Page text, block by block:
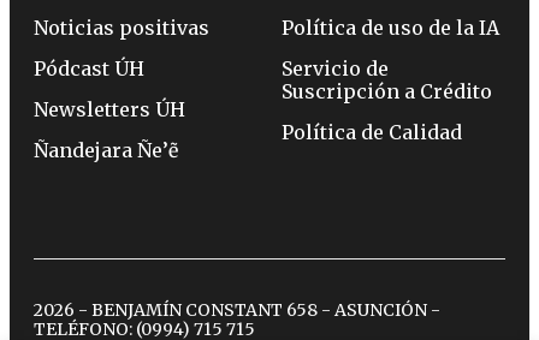
Noticias positivas
Pódcast ÚH
Newsletters ÚH
Ñandejara Ñe’ẽ
Política de uso de la IA
Servicio de
Suscripción a Crédito
Política de Calidad
2026 - BENJAMÍN CONSTANT 658 - ASUNCIÓN -
TELÉFONO: (0994) 715 715